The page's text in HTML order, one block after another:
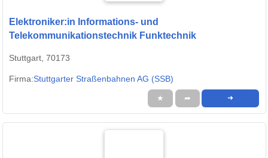
Elektroniker:in Informations- und
Telekommunikationstechnik Funktechnik
Stuttgart, 70173
Firma:Stuttgarter Straßenbahnen AG (SSB)
★ ➦ ➜